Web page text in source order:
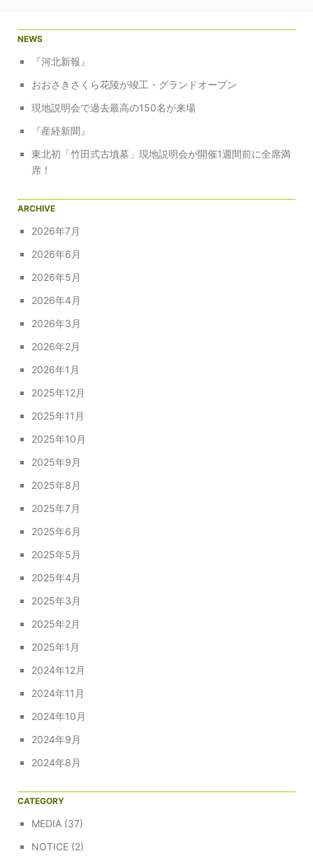
ン
NEWS
『河北新報』
おおさきさくら花陵が竣工・グランドオープン
現地説明会で過去最高の150名が来場
『産経新聞』
東北初「竹田式古墳墓」現地説明会が開催1週間前に全席満
席！
ARCHIVE
2026年7月
2026年6月
2026年5月
2026年4月
2026年3月
2026年2月
2026年1月
2025年12月
2025年11月
2025年10月
2025年9月
2025年8月
2025年7月
2025年6月
2025年5月
2025年4月
2025年3月
2025年2月
2025年1月
2024年12月
2024年11月
2024年10月
2024年9月
2024年8月
CATEGORY
MEDIA (37)
NOTICE (2)